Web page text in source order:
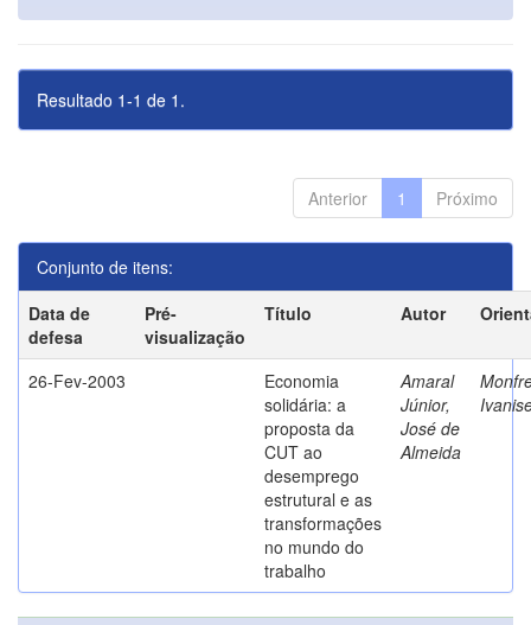
Resultado 1-1 de 1.
Anterior 1 Próximo
Conjunto de itens:
Data de
defesa
Pré-
visualização
Título Autor
26-Fev-2003
Economia
solidária: a
proposta da
CUT ao
desemprego
estrutural e as
transformações
no mundo do
trabalho
Amaral
Júnior,
José de
Almeida